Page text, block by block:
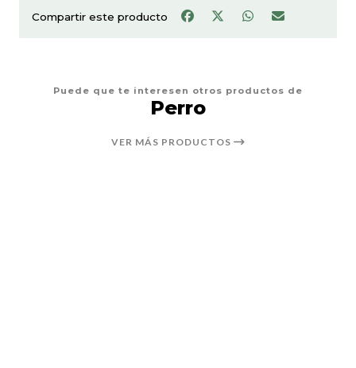
Compartir este producto
Puede que te interesen otros productos de
Perro
VER MÁS PRODUCTOS